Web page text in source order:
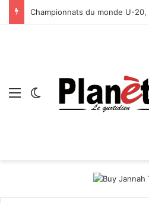
Menu Switch skin